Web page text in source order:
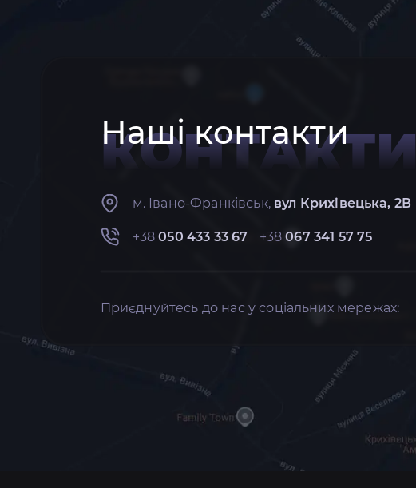
Наші контакти
КОНТАКТИ
м. Івано-Франківськ, вул Крихівецька, 2В
+38050 433 33 67 +38067 341 57 75
Приєднуйтесь до нас у соціальних мережах: